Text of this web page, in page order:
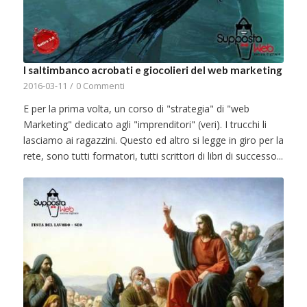
I saltimbanco acrobati e giocolieri del web marketing
2016-03-11 / 0 Commenti
E per la prima volta, un corso di "strategia" di "web
Marketing" dedicato agli "imprenditori" (veri). I trucchi li
lasciamo ai ragazzini. Questo ed altro si legge in giro per la
rete, sono tutti formatori, tutti scrittori di libri di successo...